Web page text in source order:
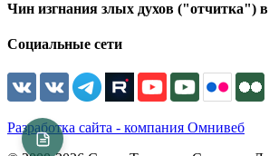
Чин изгнания злых духов ("отчитка")
Социальные сети
Разработка сайта - компания Омнивеб